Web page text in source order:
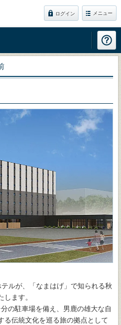
ログイン メニュー
ルが、「なまはげ」で知られる秋
ます。
の駐車場を備え、男鹿の雄大な自
る伝統文化を巡る旅の拠点として